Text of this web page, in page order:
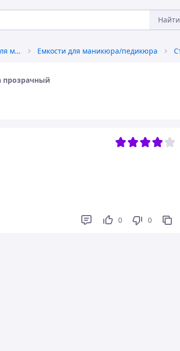
Найти
Оборудование и материалы для маникюра, педикюра Емкости для маникюра/педикюра
прозрачный
0 0